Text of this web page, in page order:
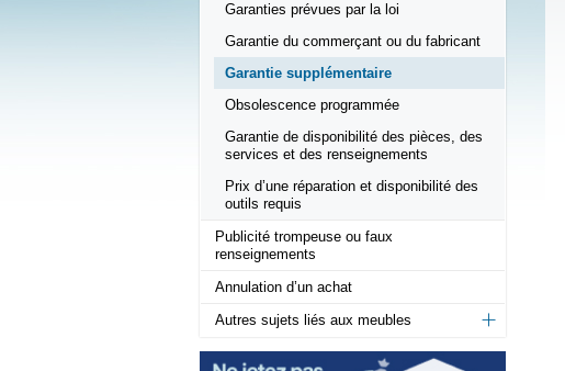
Garanties prévues par la loi
Garantie du commerçant ou du fabricant
Garantie supplémentaire
Obsolescence programmée
Garantie de disponibilité des pièces, des
services et des renseignements
Prix d’une réparation et disponibilité des
outils requis
Publicité trompeuse ou faux
renseignements
Annulation d’un achat
Autres sujets liés aux meubles